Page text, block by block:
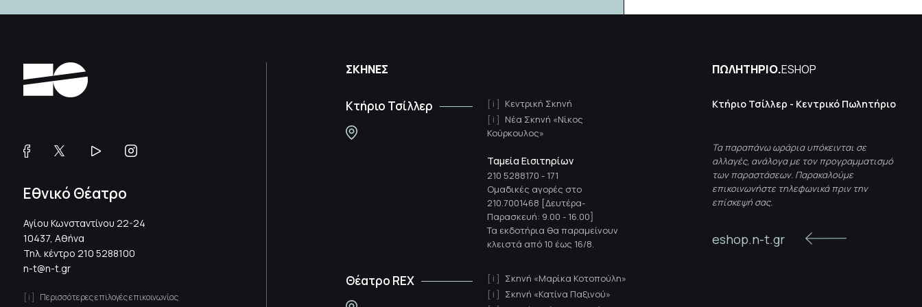
ΣΚΗΝΕΣ
Κτήριο Τσίλλερ
Κεντρική Σκηνή
Νέα Σκηνή «Νίκος
Κούρκουλος»
Ταμεία Εισιτηρίων
210 5288170 - 171
Ομαδικές αγορές στο
210.7001468 [Δευτέρα-
Παρασκευή: 9.00 - 16.00]
Τα εκδοτήρια θα παραμείνουν
κλειστά από 10 έως 16/8.
Θέατρο REX
Σκηνή «Μαρίκα Κοτοπούλη»
Σκηνή «Κατίνα Παξινού»
ΠΩΛΗΤΗΡΙΟ.ESHOP
Κτήριο Τσίλλερ - Κεντρικό Πωλητήριο
Τα παραπάνω ωράρια υπόκεινται σε
αλλαγές, ανάλογα με τον προγραμματισμό
των παραστάσεων. Παρακαλούμε
επικοινωνήστε τηλεφωνικά πριν την
επίσκεψή σας.
eshop.n-t.gr
Εθνικό Θέατρο
Αγίου Κωνσταντίνου 22-24
10437, Αθήνα
Τηλ. κέντρο 210 5288100
n-t@n-t.gr
Περισσότερες επιλογές επικοινωνίας